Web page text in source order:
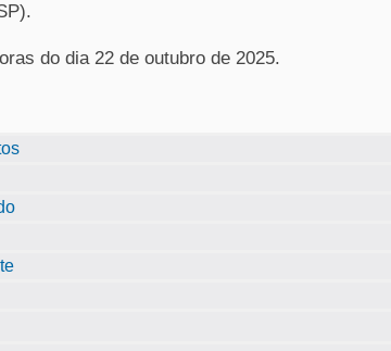
do dia 22 de outubro de 2025.